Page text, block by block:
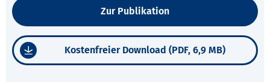
Zur Publikation
Kostenfreier Download (PDF, 6,9 MB)